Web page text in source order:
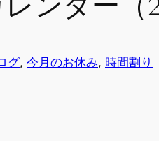
グ, 今月のお休み, 時間割り